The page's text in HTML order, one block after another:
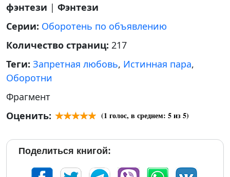
фэнтези | Фэнтези
Серии: Оборотень по объявлению
Количество страниц: 217
Теги: Запретная любовь, Истинная пара,
Оборотни
Фрагмент
Оценить:
(1 голос, в среднем: 5из 5)
Поделиться книгой: